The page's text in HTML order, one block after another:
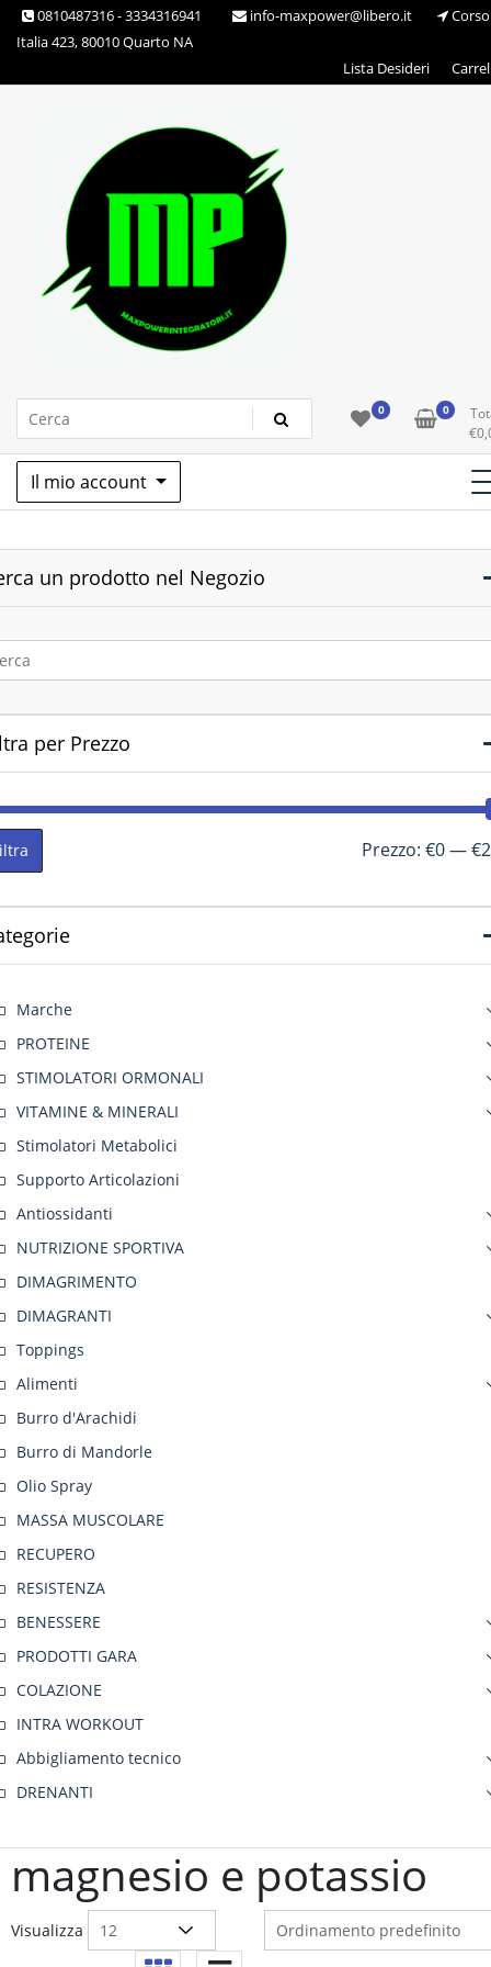
Skip 0810487316 - 3334316941 info-maxpower@libero.it
Corso
Italia 423, 80010 Quarto NA
Lista Desideri
Max Power Integratori 0 0
€
Il mio account
magnesio e potassio
Visualizza
un prodotto nel Negozio
per Prezzo
Prezzo: €0—
Marche
PROTEINE
STIMOLATORI ORMONALI
VITAMINE & MINERALI
Stimolatori Metabolici
Supporto Articolazioni
Antiossidanti
NUTRIZIONE SPORTIVA
DIMAGRIMENTO
DIMAGRANTI
Toppings
Alimenti
Burro d'Arachidi
Burro di Mandorle
Olio Spray
MASSA MUSCOLARE
RECUPERO
RESISTENZA
BENESSERE
PRODOTTI GARA
COLAZIONE
INTRA WORKOUT
Abbigliamento tecnico
DRENANTI